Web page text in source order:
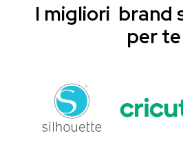
I migliori brand
per te